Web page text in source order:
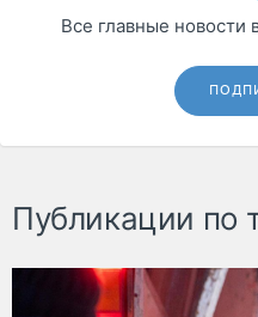
Все главные новости
Публикации по